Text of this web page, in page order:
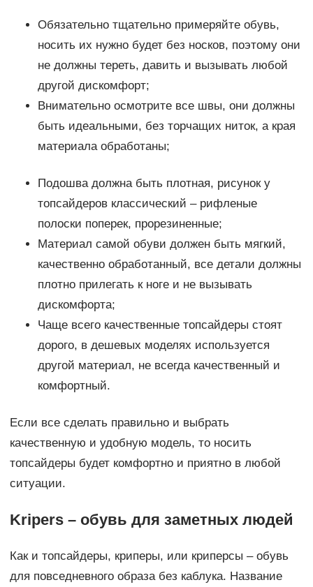
Обязательно тщательно примеряйте обувь,
носить их нужно будет без носков, поэтому они
не должны тереть, давить и вызывать любой
другой дискомфорт;
Внимательно осмотрите все швы, они должны
быть идеальными, без торчащих ниток, а края
материала обработаны;
Подошва должна быть плотная, рисунок у
топсайдеров классический – рифленые
полоски поперек, прорезиненные;
Материал самой обуви должен быть мягкий,
качественно обработанный, все детали должны
плотно прилегать к ноге и не вызывать
дискомфорта;
Чаще всего качественные топсайдеры стоят
дорого, в дешевых моделях используется
другой материал, не всегда качественный и
комфортный.
Если все сделать правильно и выбрать
качественную и удобную модель, то носить
топсайдеры будет комфортно и приятно в любой
ситуации.
Kripers – обувь для заметных людей
Как и топсайдеры, криперы, или криперсы – обувь
для повседневного образа без каблука. Название